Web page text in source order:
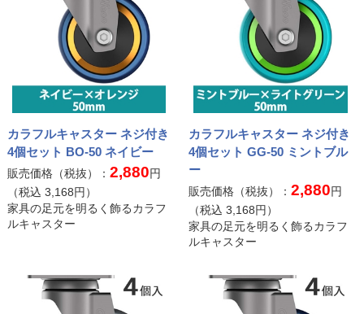
カラフルキャスター ネジ付き
4個セット BO-50 ネイビー
販売価格（税抜）： 2,880円
（税込 3,168円）
家具の足元を明るく飾るカラフ
ルキャスター
カラフルキャスター ネジ付き
4個セット GG-50 ミントブル
ー
販売価格（税抜）：2,880円
（税込3,168円）
家具の足元を明るく飾るカラフ
ルキャスター